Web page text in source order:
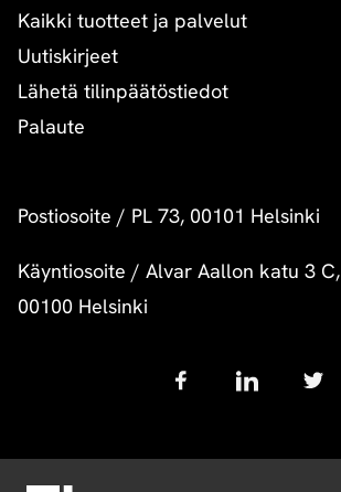
Kaikki tuotteet ja palvelut
Uutiskirjeet
Lähetä tilinpäätöstiedot
Palaute
Postiosoite / PL 73, 00101 Helsinki
Käyntiosoite / Alvar Aallon katu 3 C,
00100 Helsinki